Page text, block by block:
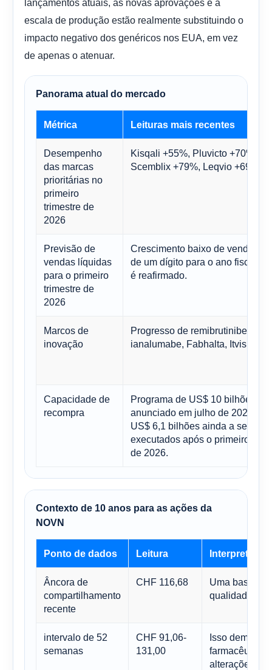
escala de produção estão realmente substituindo o
impacto negativo dos genéricos nos EUA, em vez
de apenas o atenuar.
Panorama atual do mercado
Métrica Leituras mais recentes
Desempenho
das marcas
prioritárias no
primeiro
trimestre de
2026
Kisqali +55%, Pluvicto +70%,
Scemblix +79%, Leqvio +69% cc
Previsão de
vendas líquidas
para o primeiro
trimestre de
2026
Crescimento baixo de vendas
de um dígito para o ano fiscal
é reafirmado.
Marcos de
inovação
Progresso de remibrutinibe,
ianalumabe, Fabhalta, Itvisma
Capacidade de
recompra
Programa de US$ 10 bilhões
anunciado em julho de 2025,
US$ 6,1 bilhões ainda a serem
executados após o primeiro
de 2026.
Contexto de 10 anos para as ações da
NOVN
Ponto de dados Leitura Interpretação
Âncora de
compartilhamento
recente
CHF 116,68
Uma base útil
qualidade
intervalo de 52
semanas
CHF 91,06-
131,00
Isso
farmacêutica
alterações